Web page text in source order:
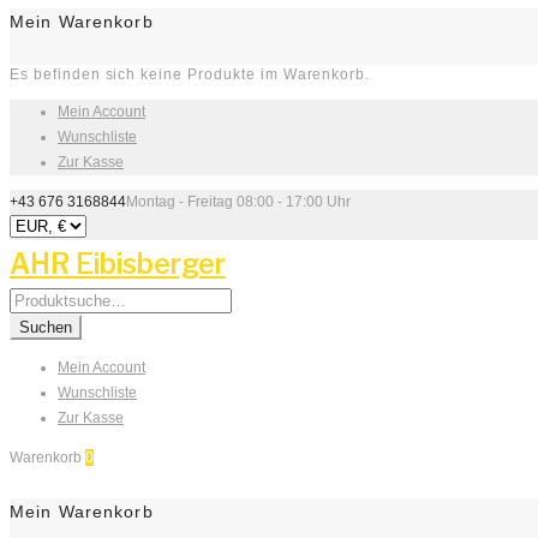
Mein Warenkorb
Es befinden sich keine Produkte im Warenkorb.
Mein Account
Wunschliste
Zur Kasse
+43 676 3168844Montag - Freitag 08:00 - 17:00 Uhr
AHR Eibisberger
Search
for:
Suchen
Mein Account
Wunschliste
Zur Kasse
Warenkorb 0
Mein Warenkorb